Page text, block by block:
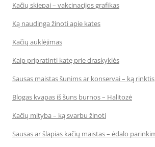
Kačių skiepai – vakcinacijos grafikas
Ką naudinga žinoti apie kates
Kačių auklėjimas
Kaip pripratinti katę prie draskyklės
Sausas maistas šunims ar konservai – ką rinktis
Blogas kvapas iš šuns burnos – Halitozė
Kačių mityba – ką svarbu žinoti
Sausas ar šlapias kačių maistas – ėdalo